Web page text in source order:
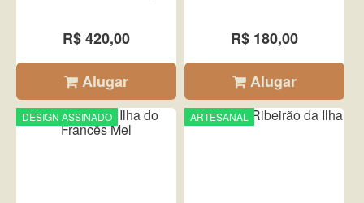
R$ 420,00
Alugar
R$ 180,00
Alugar
DESIGN ASSINADO ARTESANAL